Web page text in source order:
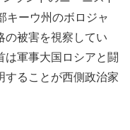
キーウ州のボロジャ
の被害を視察してい
は軍事大国ロシアと闘
することが西側政治家